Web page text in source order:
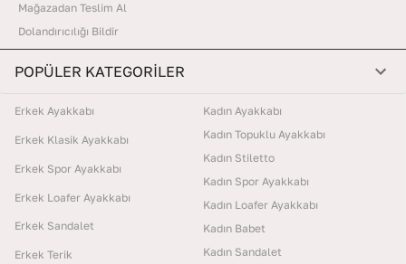
Mağazadan Teslim Al
Dolandırıcılığı Bildir
POPÜLER KATEGORİLER
Erkek Ayakkabı
Erkek Klasik Ayakkabı
Erkek Spor Ayakkabı
Erkek Loafer Ayakkabı
Erkek Sandalet
Erkek Terik
Kadın Ayakkabı
Kadın Topuklu Ayakkabı
Kadın Stiletto
Kadın Spor Ayakkabı
Kadın Loafer Ayakkabı
Kadın Babet
Kadın Sandalet